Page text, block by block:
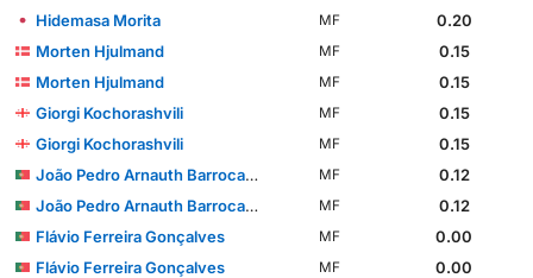
Hidemasa Morita
MF
0.20
Morten Hjulmand
MF
0.15
Morten Hjulmand
MF
0.15
Giorgi Kochorashvili
MF
0.15
Giorgi Kochorashvili
MF
0.15
João Pedro Arnauth Barrocas Simões
MF
0.12
João Pedro Arnauth Barrocas Simões
MF
0.12
Flávio Ferreira Gonçalves
MF
0.00
Flávio Ferreira Gonçalves
MF
0.00